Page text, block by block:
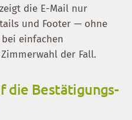
die E-Mail nur
und Footer — ohne
einfachen
der Fall.
die Bestätigungs-